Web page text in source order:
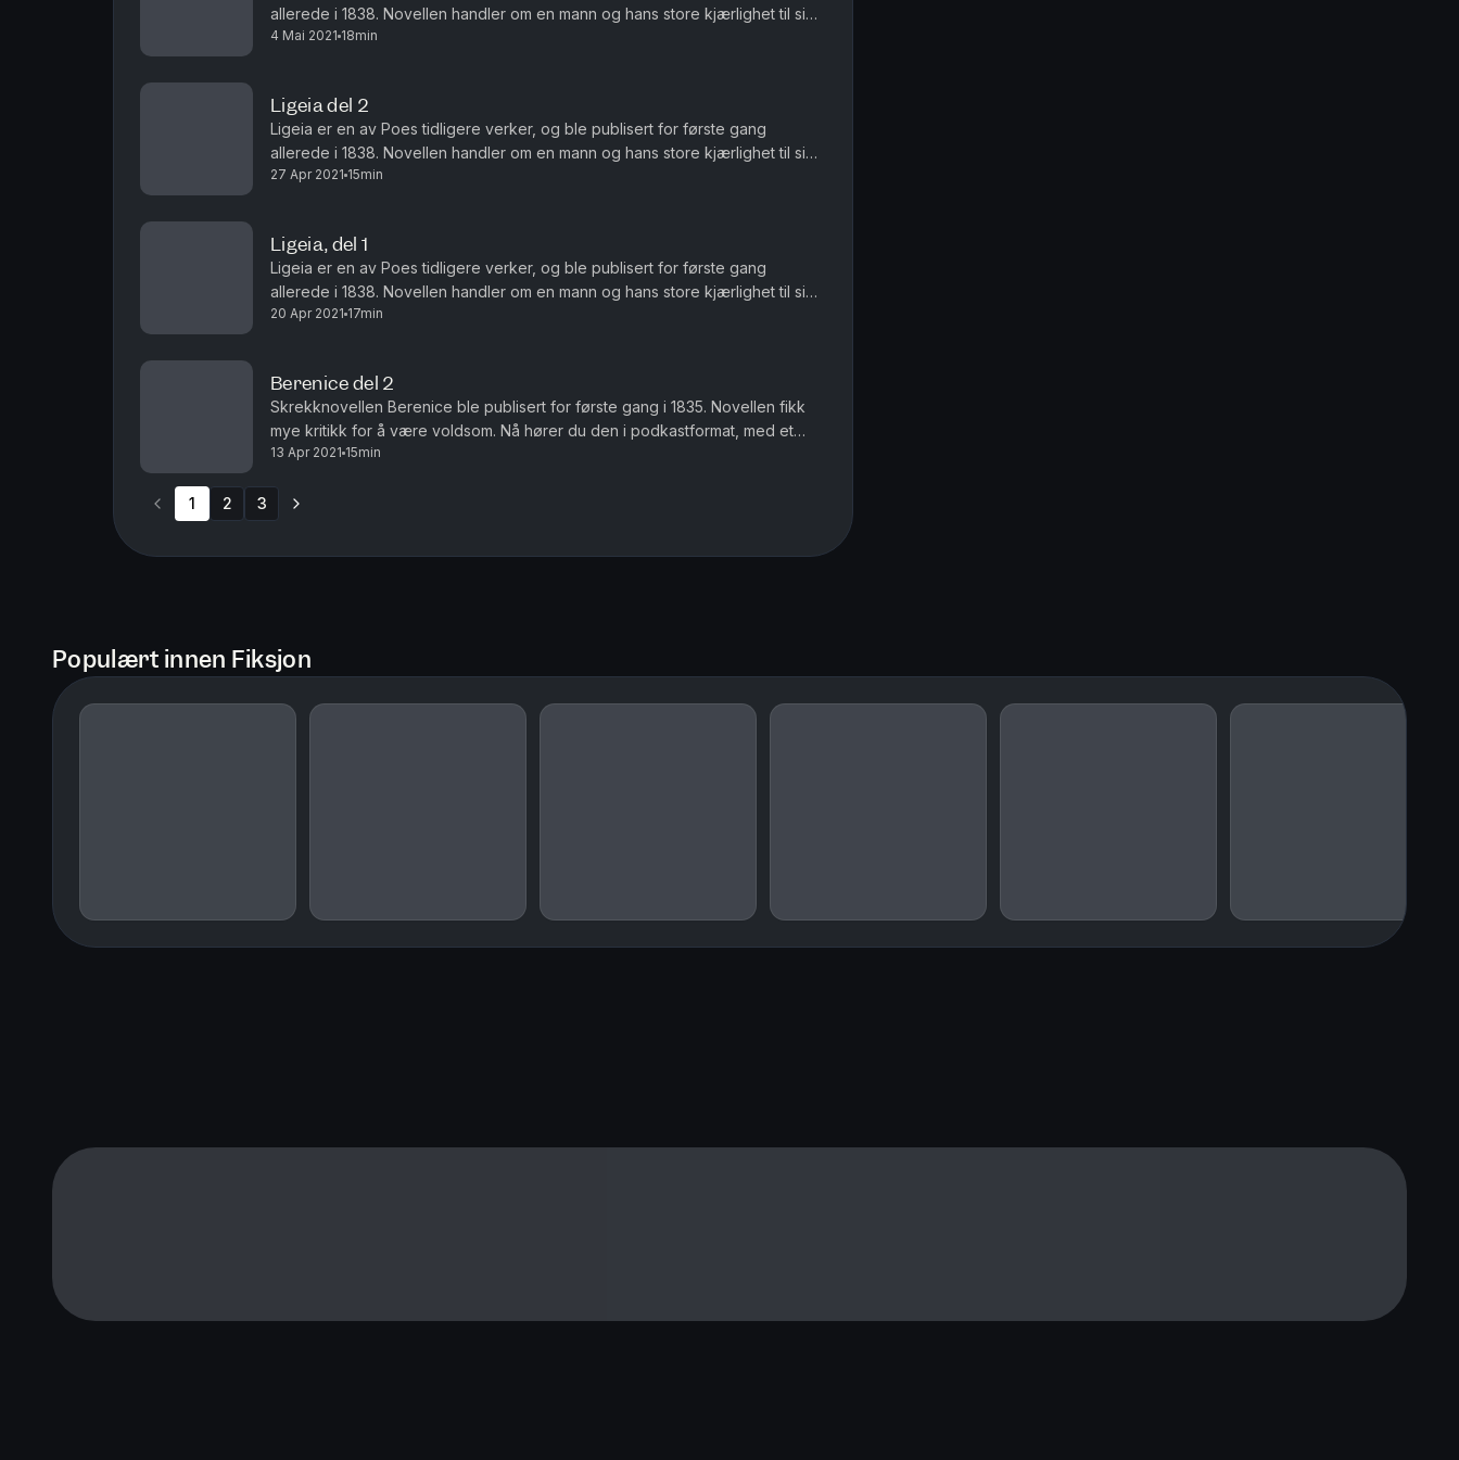
allerede i 1838. Novellen handler om en mann og hans store kjærlighet til sin
kone Ligeia. En kjærlighet som nesten grenser til ...
4 Mai 2021 18min
Ligeia del 2
Ligeia er en av Poes tidligere verker, og ble publisert for første gang
allerede i 1838. Novellen handler om en mann og hans store kjærlighet til sin
kone Ligeia. En kjærlighet som nesten grenser til ...
27 Apr 2021 15min
Ligeia, del 1
Ligeia er en av Poes tidligere verker, og ble publisert for første gang
allerede i 1838. Novellen handler om en mann og hans store kjærlighet til sin
kone Ligeia. En kjærlighet som nesten grenser til ...
20 Apr 2021 17min
Berenice del 2
Skrekknovellen Berenice ble publisert for første gang i 1835. Novellen fikk
mye kritikk for å være voldsom. Nå hører du den i podkastformat, med et
13 Apr 2021 15min
1 2 3
Populært innen Fiksjon